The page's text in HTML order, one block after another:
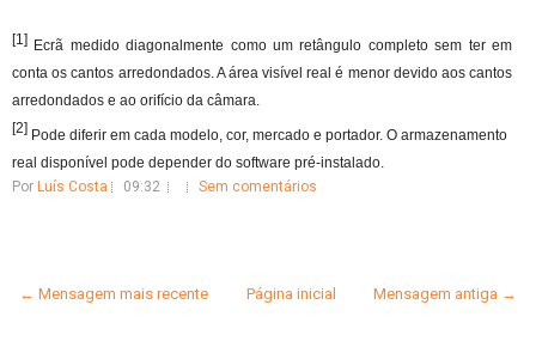
[1] Ecrã medido diagonalmente como um retângulo completo sem ter em
conta os cantos arredondados. A área visível real é menor devido aos cantos
arredondados e ao orifício da câmara.
[2] Pode diferir em cada modelo, cor, mercado e portador. O armazenamento
real disponível pode depender do software pré-instalado.
Por Luís Costa 09:32 Sem comentários
← Mensagem mais recente Mensagem antiga →
Página inicial